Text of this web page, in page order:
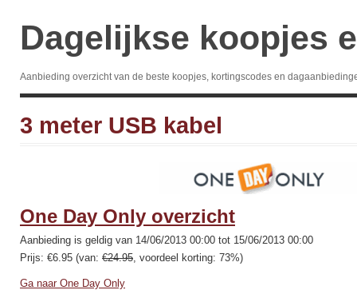
Dagelijkse koopjes
Aanbieding overzicht van de beste koopjes, kortingscodes en
3 meter USB kabel
One Day Only overzicht
Aanbieding is geldig van 14/06/2013 00:00 tot 15/06/2013 00:00
Prijs: €6.95 (van: €24.95, voordeel korting: 73%)
Ga naar One Day Only